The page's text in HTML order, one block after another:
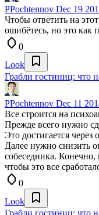
PPochtennov Dec 19
Чтобы ответить на
ошибётесь, но это как
0
Look
Грабли гостиниц: что
PPochtennov Dec 11
Все строится на
Прежде всего нужно
Это достигается
Далее нужно снизить
собеседника. Конечно,
чтобы это все
0
Look
Грабли гостиниц: что